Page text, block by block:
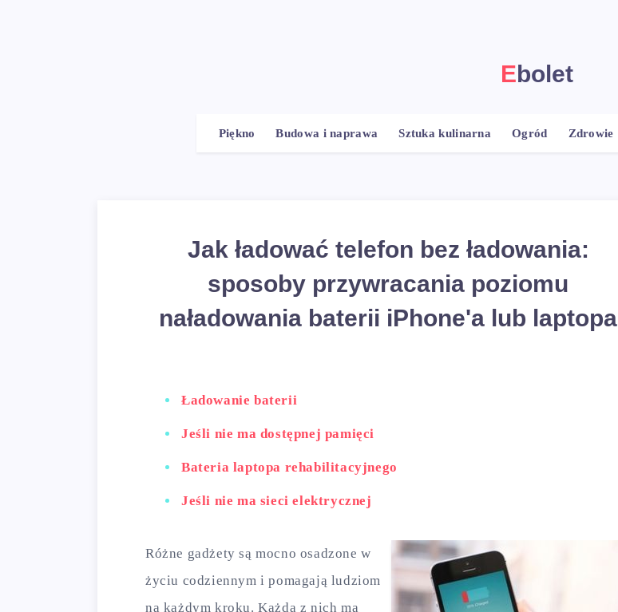
Ebolet
Piękno Budowa i naprawa Sztuka kulinarna Ogród Zdrowie
Jak ładować telefon bez ładowania:
sposoby przywracania poziomu
naładowania baterii iPhone'a lub laptopa
Ładowanie baterii
Jeśli nie ma dostępnej pamięci
Bateria laptopa rehabilitacyjnego
Jeśli nie ma sieci elektrycznej
Różne gadżety są mocno osadzone w
życiu codziennym i pomagają ludziom
na każdym kroku. Każda z nich ma